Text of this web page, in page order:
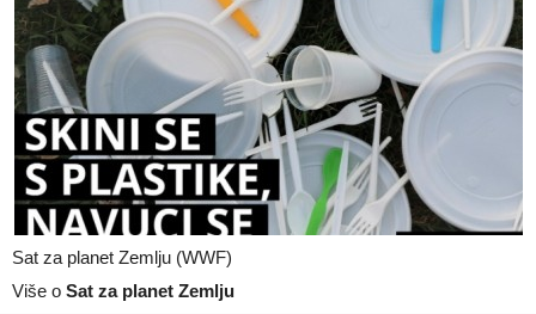
Sat za planet Zemlju (WWF)
Više o Sat za planet Zemlju